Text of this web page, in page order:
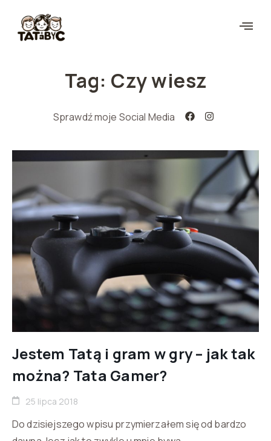
Tag: Czy wiesz
Sprawdź moje Social Media
Jestem Tatą i gram w gry – jak tak
można? Tata Gamer?
25 lipca 2018
Do dzisiejszego wpisu przymierzałem się od bardzo